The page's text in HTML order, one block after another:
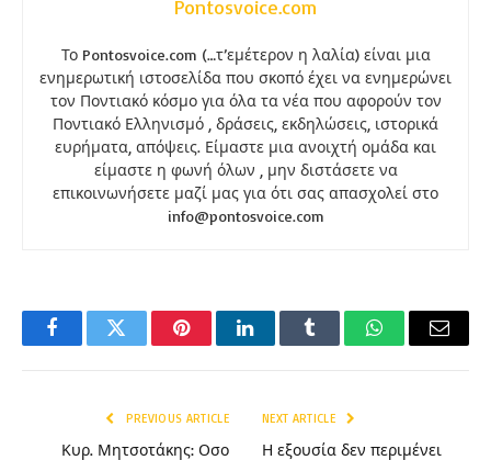
Pontosvoice.com
Το Pontosvoice.com (…τ’εμέτερον η λαλία) είναι μια
ενημερωτική ιστοσελίδα που σκοπό έχει να ενημερώνει
τον Ποντιακό κόσμο για όλα τα νέα που αφορούν τον
Ποντιακό Ελληνισμό , δράσεις, εκδηλώσεις, ιστορικά
ευρήματα, απόψεις. Είμαστε μια ανοιχτή ομάδα και
είμαστε η φωνή όλων , μην διστάσετε να
επικοινωνήσετε μαζί μας για ότι σας απασχολεί στο
info@pontosvoice.com
FacebookTwitter PinterestLinkedInTumblr WhatsAppEmail
PREVIOUS ARTICLE
Κυρ. Μητσοτάκης: Οσο
NEXT ARTICLE
Η εξουσία δεν περιμένει